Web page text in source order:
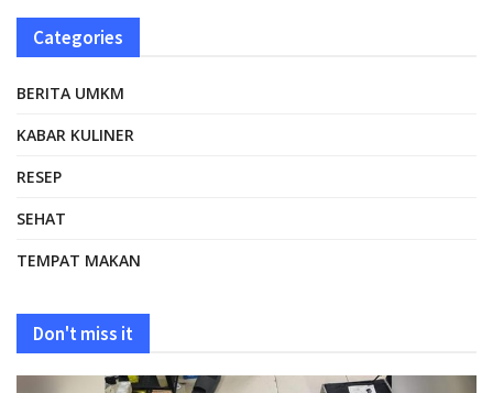
Categories
BERITA UMKM
KABAR KULINER
RESEP
SEHAT
TEMPAT MAKAN
Don't miss it